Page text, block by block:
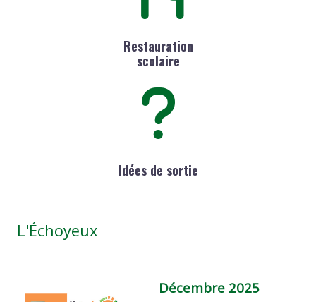
Restauration
scolaire
Idées de sortie
L'Échoyeux
Décembre 2025